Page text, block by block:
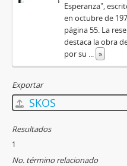
Esperanza",
en octubre de
página 55. La
destaca la obra
por su ... »
Exportar
SKOS
Resultados
1
No. término relacionado